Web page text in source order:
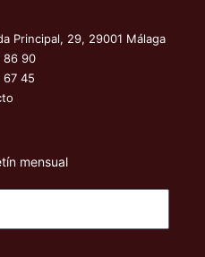
Principal, 29, 29001 Málaga
86 90
67 45
mensual